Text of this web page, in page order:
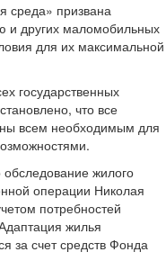
среда» призвана
и других маломобильных
для их максимальной
государственных
что все
всем необходимым для
жилого
операции Николая
потребностей
жилья
за счет средств Фонда